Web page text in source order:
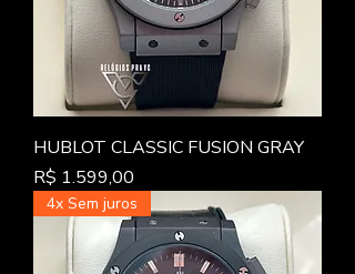
HUBLOT CLASSIC FUSION GRAY
Preço
R$ 1.599,00
4x Sem juros